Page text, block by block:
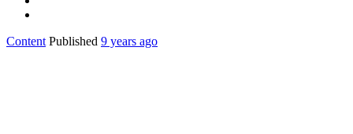
Content Published 9 years ago